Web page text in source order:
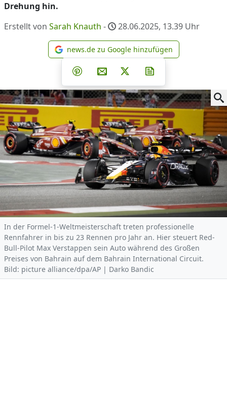
Drehung hin.
Erstellt von Sarah Knauth - 28.06.2025, 13.39 Uhr
news.de zu Google
news.de zu Google hinzufügen
Teilen auf Facebook
Teilen auf Whatsapp
Teilen auf Telegram
Teilen auf Pinterest
Per E-Mail teilen
Post auf X
In der Formel-1-Weltmeisterschaft treten professionelle
Rennfahrer in bis zu 23 Rennen pro Jahr an. Hier steuert Red-
Bull-Pilot Max Verstappen sein Auto während des Großen
Preises von Bahrain auf dem Bahrain International Circuit.
Bild: picture alliance/dpa/AP | Darko Bandic